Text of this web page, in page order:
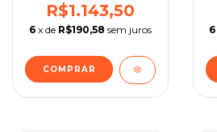
R$1.143,50
6 x de R$190,58 sem juros
COMPRAR
6